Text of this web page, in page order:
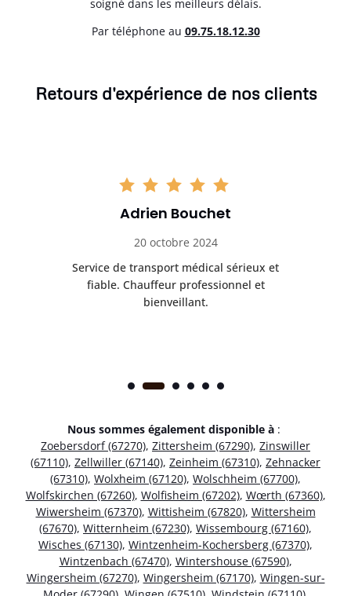
soigné dans les meilleurs délais.
Par téléphone au 09.75.18.12.30
Retours d'expérience de nos clients
Adrien Bouchet
20 octobre 2024
Service de transport médical sérieux et
fiable. Chauffeur professionnel et
bienveillant.
Nous sommes également disponible à :
Zoebersdorf (67270), Zittersheim (67290), Zinswiller
(67110), Zellwiller (67140), Zeinheim (67310), Zehnacker
(67310), Wolxheim (67120), Wolschheim (67700),
Wolfskirchen (67260), Wolfisheim (67202), Wœrth (67360),
Wiwersheim (67370), Wittisheim (67820), Wittersheim
(67670), Witternheim (67230), Wissembourg (67160),
Wisches (67130), Wintzenheim-Kochersberg (67370),
Wintzenbach (67470), Wintershouse (67590),
Wingersheim (67270), Wingersheim (67170), Wingen-sur-